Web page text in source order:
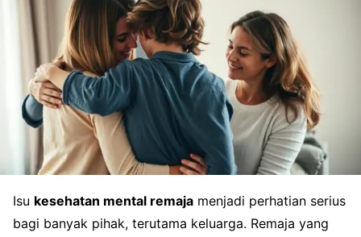
Isu kesehatan mental remaja menjadi perhatian serius
bagi banyak pihak, terutama keluarga. Remaja yang